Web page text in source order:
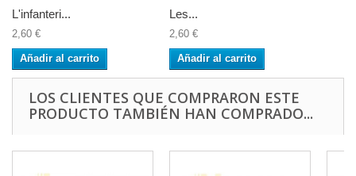
L'infanteri...
2,60 €
Añadir al carrito
Les...
2,60 €
Añadir al carrito
LOS CLIENTES QUE COMPRARON ESTE
PRODUCTO TAMBIÉN HAN COMPRADO...